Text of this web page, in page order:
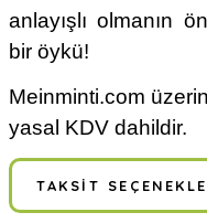
anlayışlı olmanın
bir öykü!
Meinminti.com
yasal KDV dahildir.
TAKSIT